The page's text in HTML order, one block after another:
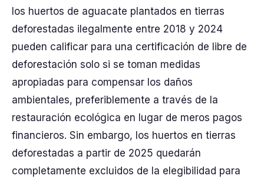
los huertos de aguacate plantados en tierras
deforestadas ilegalmente entre 2018 y 2024
pueden calificar para una certificación de libre de
deforestación solo si se toman medidas
apropiadas para compensar los daños
ambientales, preferiblemente a través de la
restauración ecológica en lugar de meros pagos
financieros. Sin embargo, los huertos en tierras
deforestadas a partir de 2025 quedarán
completamente excluidos de la elegibilidad para